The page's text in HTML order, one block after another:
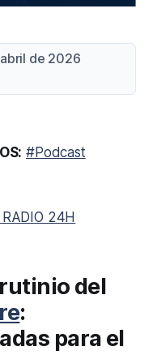
de 2026
#Podcast
24H
del
:
para el